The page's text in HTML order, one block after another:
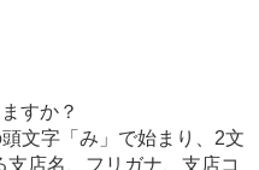
すか？
文字「み」で始まり、2文
店名、フリガナ、支店コ